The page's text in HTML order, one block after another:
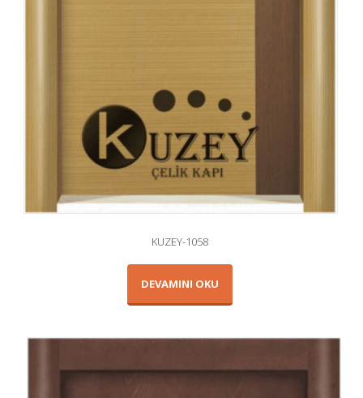
KUZEY-1058
DEVAMINI OKU